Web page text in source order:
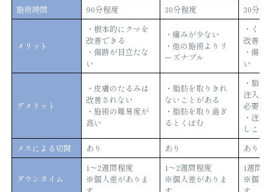
施術時間 90分程度 30分程度 30分程
メリット
・根本的にクマを
改善できる
・傷跡が目立たな
い
・痛みが少ない
・他の施術よりリ
ーズナブル
・く
改善で
・傷
い
デメリット
・皮膚のたるみは
改善されない
・施術の難易度が
高い
・脂肪を取りきれ
ないことがある
・脂肪を取り過ぎ
るとくぼむ
・脂
注入の
必要
・注
しこり
メスによる切開
あり あり あり
ダウンタイム
1〜2週間程度
※個人差がありま
1〜2週間程度
※個人差がありま
1週間
※個人